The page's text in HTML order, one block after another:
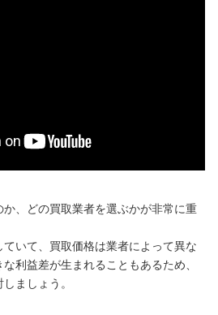
、どの買取業者を選ぶかが非常に重
いて、買取価格は業者によって異な
利益差が生まれることもあるため、
ましょう。